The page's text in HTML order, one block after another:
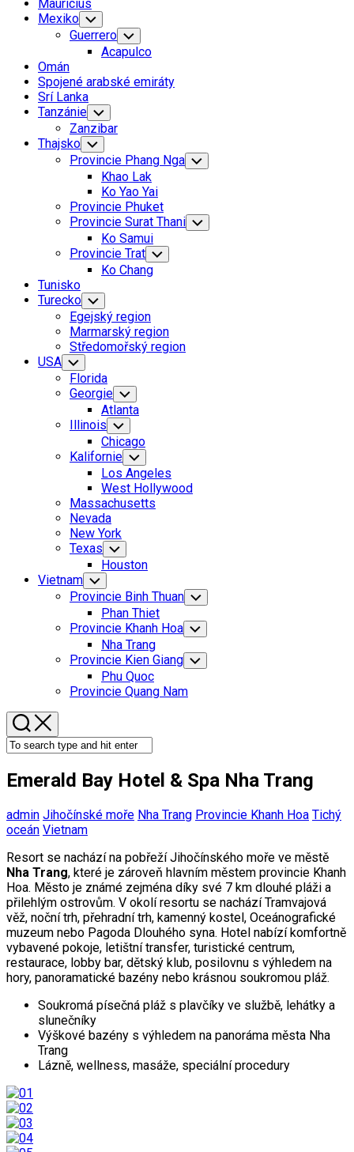
Mauricius
Mexiko Toggle
Child
Menu
Guerrero Toggle
Child
Menu
Acapulco
Omán
Spojené arabské emiráty
Srí Lanka
Tanzánie Toggle
Child
Menu
Zanzibar
Thajsko Toggle
Child
Menu
Provincie Phang Nga Toggle
Child
Khao Lak
Ko Yao Yai
Provincie Phuket
Provincie Surat Thani Toggle
Child
Ko Samui
Provincie Trat Toggle
Child
Menu
Ko Chang
Tunisko
Turecko Toggle
Child
Menu
Egejský region
Marmarský region
Středomořský region
USA Toggle
Child
Menu
Florida
Georgie Toggle
Child
Menu
Atlanta
Illinois Toggle
Child
Menu
Chicago
Kalifornie Toggle
Child
Menu
Los Angeles
West Hollywood
Massachusetts
Nevada
New York
Texas Toggle
Child
Menu
Houston
Current
Page
Vietnam Toggle
Child
Menu
Provincie Binh Thuan Toggle
Child
Menu
Phan Thiet
Current
Page
Parent
Provincie Khanh Hoa Toggle
Child
Menu
Current
Page
Parent
Nha Trang
Provincie Kien Giang Toggle
Child
Phu Quoc
Provincie Quang Nam
Emerald Bay Hotel & Spa Nha Trang
admin Jihočínské moře Nha Trang Provincie Khanh Hoa Tichý
oceán Vietnam
Resort se nachází na pobřeží Jihočínského moře ve městě
Nha Trang, které je zároveň hlavním městem provincie Khanh
Hoa. Město je známé zejména díky své 7 km dlouhé pláži a
přilehlým ostrovům. V okolí resortu se nachází Tramvajová
věž, noční trh, přehradní trh, kamenný kostel, Oceánografické
muzeum nebo Pagoda Dlouhého syna. Hotel nabízí komfortně
vybavené pokoje, letištní transfer, turistické centrum,
restaurace, lobby bar, dětský klub, posilovnu s výhledem na
hory, panoramatické bazény nebo krásnou soukromou pláž.
Soukromá písečná pláž s plavčíky ve službě, lehátky a
slunečníky
Výškové bazény s výhledem na panoráma města Nha
Trang
Lázně, wellness, masáže, speciální procedury